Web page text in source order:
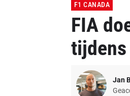
F1 CANADA
FIA
tijdens
Jan